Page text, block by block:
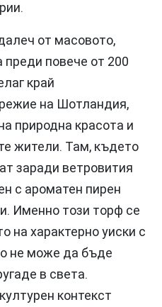
от масовото,
преди повече от 200
край
на Шотландия,
природна красота и
жители. Там, където
заради ветровития
с ароматен пирен
Именно този торф се
на характерно уиски с
не може да бъде
в света.
контекст